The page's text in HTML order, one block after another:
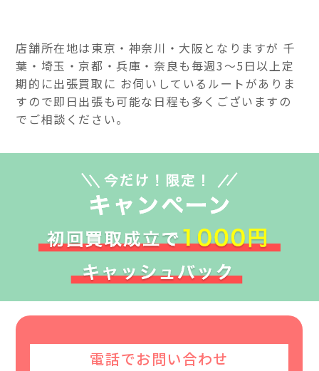
店舗所在地は東京・神奈川・大阪となりますが 千
葉・埼玉・京都・兵庫・奈良も毎週3～5日以上定
期的に出張買取に お伺いしているルートがありま
すので即日出張も可能な日程も多くございますの
でご相談ください。
電話でお問い合わせ